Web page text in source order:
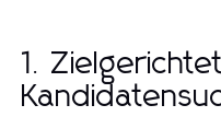
1.